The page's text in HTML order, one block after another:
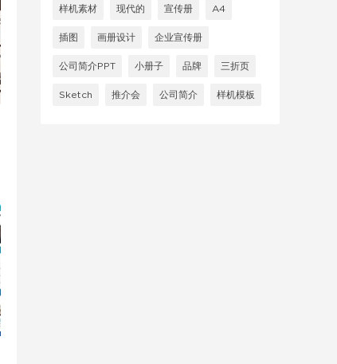
样机素材 现代的 宣传册 A4
插图 画册设计 企业宣传册
公司简介PPT 小册子 品牌 三折页
Sketch 推介会 公司简介 样机模板